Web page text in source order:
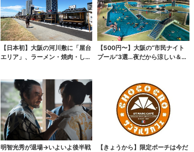
【日本初】大阪の河川敷に「屋台
エリア」、ラーメン・焼肉・しゃ
【500円〜】大阪の“市民ナイト
プール”3選…夜だから涼しい＆コ
明智光秀が退場→いよいよ後半戦
【きょうから】限定ポーチは今だ